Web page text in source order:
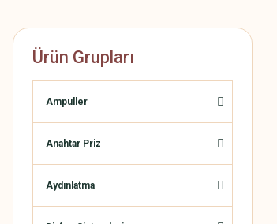
Ürün Grupları
Ampuller
Anahtar Priz
Aydınlatma